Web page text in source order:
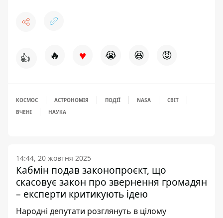
👍 🔥 ♥ 😭 😆 😡
КОСМОС АСТРОНОМІЯ ПОДІЇ NASA
СВІТ
ВЧЕНІ
НАУКА
14:44, 20 жовтня 2025
Кабмін подав законопроєкт, що
скасовує закон про звернення громадян
– експерти критикують ідею
Народні депутати розглянуть в цілому